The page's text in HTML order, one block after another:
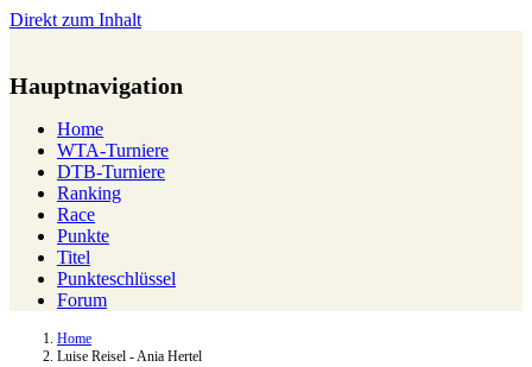
Direkt zum Inhalt
Hauptnavigation
Home
WTA-Turniere
DTB-Turniere
Ranking
Race
Punkte
Titel
Punkteschlüssel
Forum
Home
Luise Reisel - Ania Hertel